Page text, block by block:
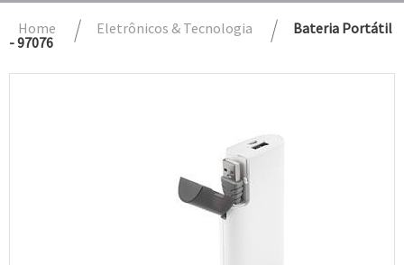
Home Eletrônicos & Tecnologia
Bateria Portátil
- 97076